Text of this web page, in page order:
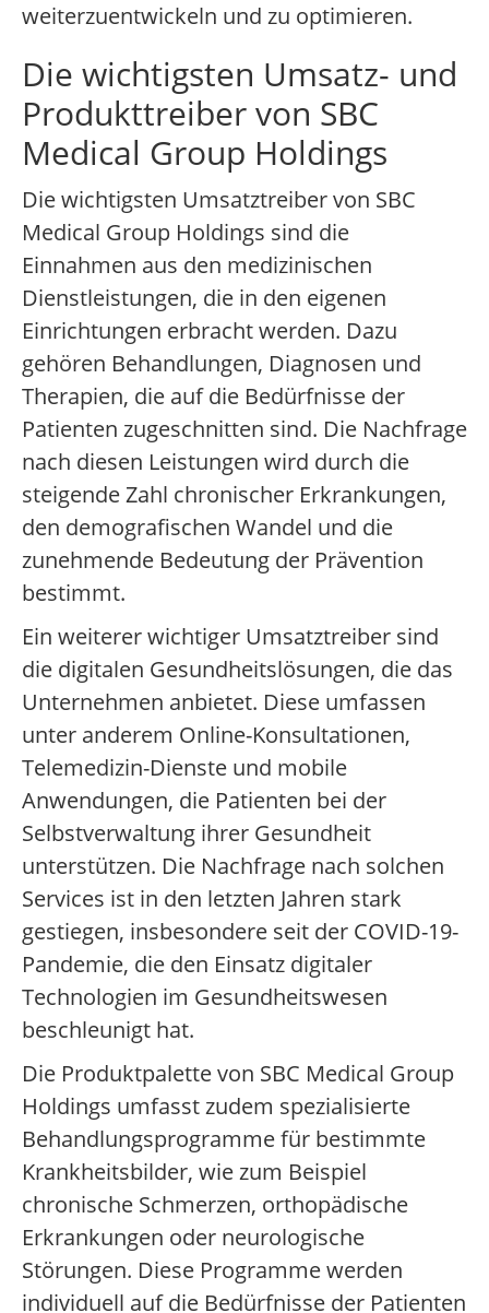
weiterzuentwickeln und zu optimieren.
Die wichtigsten Umsatz- und
Produkttreiber von SBC
Medical Group Holdings
Die wichtigsten Umsatztreiber von SBC
Medical Group Holdings sind die
Einnahmen aus den medizinischen
Dienstleistungen, die in den eigenen
Einrichtungen erbracht werden. Dazu
gehören Behandlungen, Diagnosen und
Therapien, die auf die Bedürfnisse der
Patienten zugeschnitten sind. Die Nachfrage
nach diesen Leistungen wird durch die
steigende Zahl chronischer Erkrankungen,
den demografischen Wandel und die
zunehmende Bedeutung der Prävention
bestimmt.
Ein weiterer wichtiger Umsatztreiber sind
die digitalen Gesundheitslösungen, die das
Unternehmen anbietet. Diese umfassen
unter anderem Online-Konsultationen,
Telemedizin-Dienste und mobile
Anwendungen, die Patienten bei der
Selbstverwaltung ihrer Gesundheit
unterstützen. Die Nachfrage nach solchen
Services ist in den letzten Jahren stark
gestiegen, insbesondere seit der COVID-19-
Pandemie, die den Einsatz digitaler
Technologien im Gesundheitswesen
beschleunigt hat.
Die Produktpalette von SBC Medical Group
Holdings umfasst zudem spezialisierte
Behandlungsprogramme für bestimmte
Krankheitsbilder, wie zum Beispiel
chronische Schmerzen, orthopädische
Erkrankungen oder neurologische
Störungen. Diese Programme werden
individuell auf die Bedürfnisse der Patienten